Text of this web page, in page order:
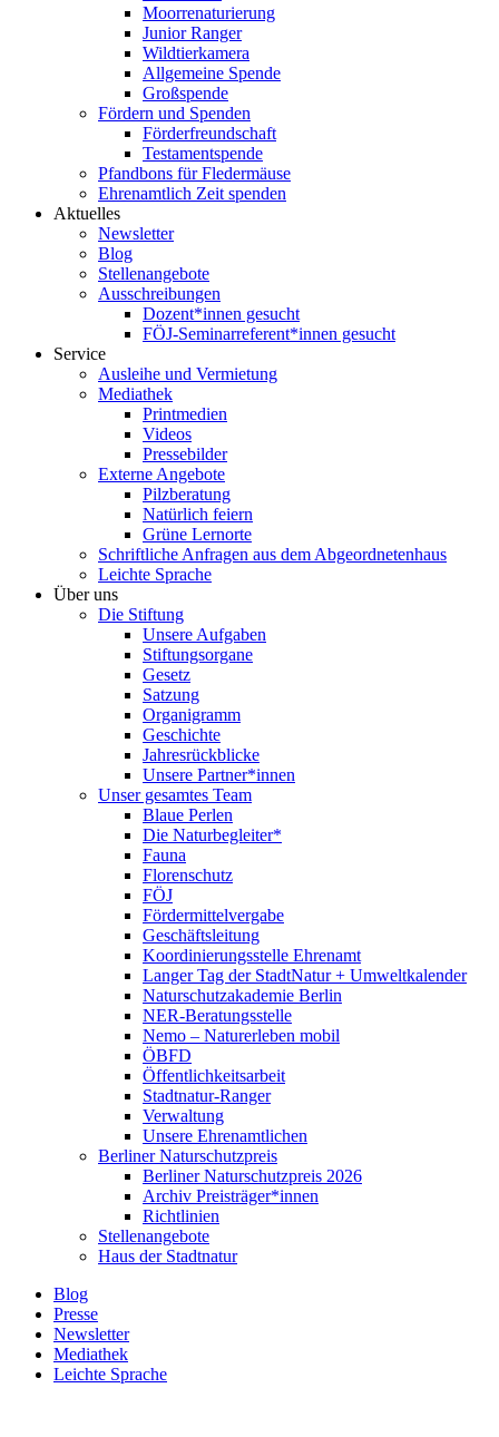
Moorrenaturierung
Junior Ranger
Wildtierkamera
Allgemeine Spende
Großspende
Fördern und Spenden
Förderfreundschaft
Testamentspende
Pfandbons für Fledermäuse
Ehrenamtlich Zeit spenden
Aktuelles
Newsletter
Blog
Stellenangebote
Ausschreibungen
Dozent*innen gesucht
FÖJ-Seminarreferent*innen gesucht
Service
Ausleihe und Vermietung
Mediathek
Printmedien
Videos
Pressebilder
Externe Angebote
Pilzberatung
Natürlich feiern
Grüne Lernorte
Schriftliche Anfragen aus dem Abgeordnetenhaus
Leichte Sprache
Über uns
Die Stiftung
Unsere Aufgaben
Stiftungsorgane
Gesetz
Satzung
Organigramm
Geschichte
Jahresrückblicke
Unsere Partner*innen
Unser gesamtes Team
Blaue Perlen
Die Naturbegleiter*
Fauna
Florenschutz
FÖJ
Fördermittelvergabe
Geschäftsleitung
Koordinierungsstelle Ehrenamt
Langer Tag der StadtNatur + Umweltkalender
Naturschutzakademie Berlin
NER-Beratungsstelle
Nemo – Naturerleben mobil
ÖBFD
Öffentlichkeitsarbeit
Stadtnatur-Ranger
Verwaltung
Unsere Ehrenamtlichen
Berliner Naturschutzpreis
Berliner Naturschutzpreis 2026
Archiv Preisträger*innen
Richtlinien
Stellenangebote
Haus der Stadtnatur
Blog
Presse
Newsletter
Mediathek
Leichte Sprache